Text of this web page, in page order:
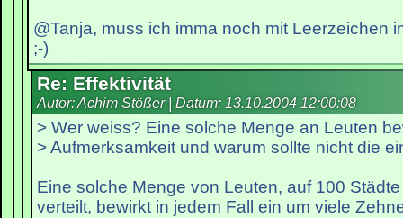
@Tanja, muss ich imma noch mit Leerzeichen
;-)
Re: Effektivität
Autor: Achim Stößer | Datum: 13.10.2004 12:00:08
> Wer weiss? Eine solche Menge an Leuten
> Aufmerksamkeit und warum sollte nicht die
Eine solche Menge von Leuten, auf 100
verteilt, bewirkt in jedem Fall ein um viele